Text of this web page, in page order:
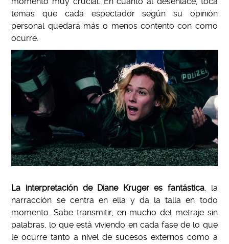
temas que cada espectador según su opinión
personal quedará más o menos contento con como
ocurre.
La interpretación de Diane Kruger es fantástica, la
narracción se centra en ella y da la talla en todo
momento. Sabe transmitir, en mucho del metraje sin
palabras, lo que está viviendo en cada fase de lo que
le ocurre tanto a nivel de sucesos externos como a